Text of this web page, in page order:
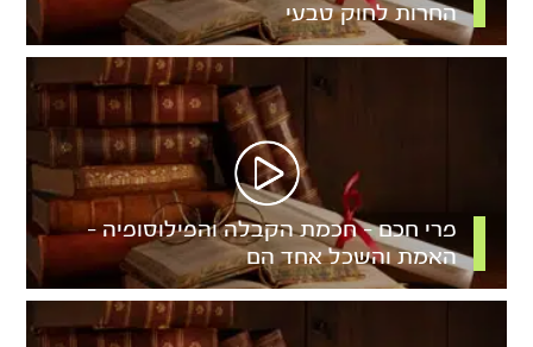
החרות לחוק טבעי
פרי חכם – חכמת הקבלה והפילוסופיה –
האמת והשכל אחד הם